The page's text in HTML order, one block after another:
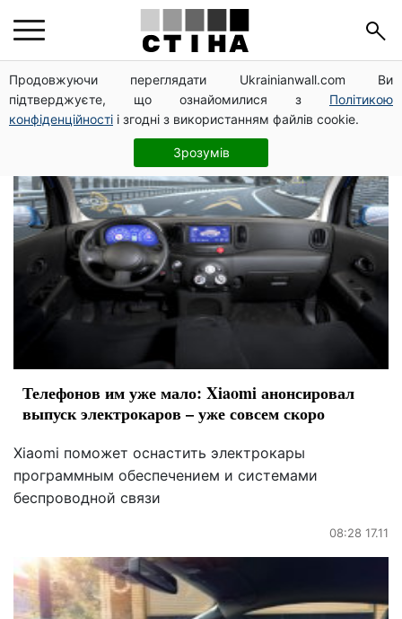
Продовжуючи переглядати Ukrainianwall.com Ви
підтверджуєте, що ознайомилися з Політикою
конфіденційності і згодні з використанням файлів cookie.
Зрозумів
электромобиль
Телефонов им уже мало: Xiaomi анонсировал
выпуск электрокаров – уже совсем скоро
Xiaomi поможет оснастить электрокары
программным обеспечением и системами
беспроводной связи
08:28 17.11